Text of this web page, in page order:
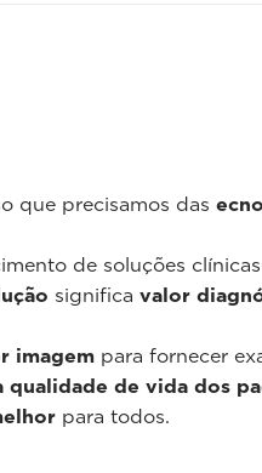
que precisamos das
de soluções
significa valor
imagem para fornecer
qualidade de vida dos
para todos.